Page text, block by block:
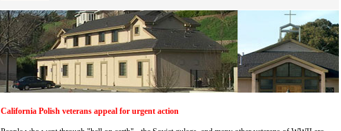
California Polish veterans appeal for urgent action